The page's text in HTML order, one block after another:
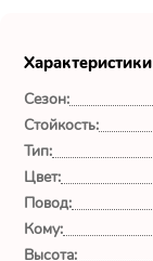
Отличная
магазин!
быстро и
Рекомендую.
Характеристики
Сезон:
Стойкость:
Тип:
Цвет:
Повод:
Кому:
Высота: